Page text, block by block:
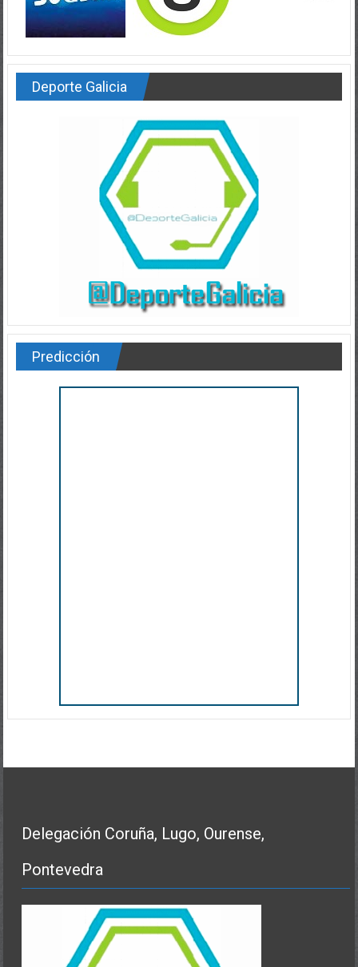
Deporte Galicia
Predicción
Delegación Coruña, Lugo, Ourense,
Pontevedra